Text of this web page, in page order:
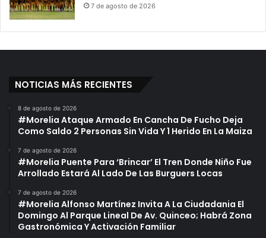
7 de agosto de 2026
NOTICIAS MÁS RECIENTES
8 de agosto de 2026
#Morelia Ataque Armado En Cancha De Fucho Deja
Como Saldo 2 Personas Sin Vida Y 1 Herido En La Maiza
7 de agosto de 2026
#Morelia Puente Para ‘Brincar’ El Tren Donde Niño Fue
Arrollado Estará Al Lado De Las Burguers Locas
7 de agosto de 2026
#Morelia Alfonso Martínez Invita A La Ciudadania El
Domingo Al Parque Lineal De Av. Quinceo; Habrá Zona
Gastronómica Y Activación Familiar